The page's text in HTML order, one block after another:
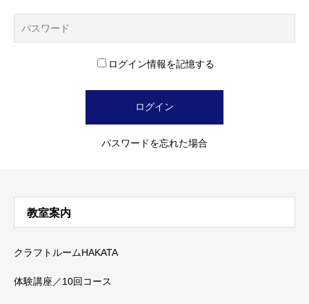
ログイン情報を記憶する
パスワードを忘れた場合
教室案内
クラフトルームHAKATA
体験講座／10回コース